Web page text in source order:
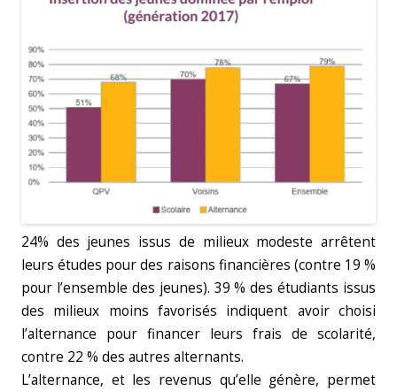
24% des jeunes issus de milieux modeste arrêtent
leurs études pour des raisons financières (contre 19 %
pour l’ensemble des jeunes). 39 % des étudiants issus
des milieux moins favorisés indiquent avoir choisi
l’alternance pour financer leurs frais de scolarité,
contre 22 % des autres alternants.
L’alternance, et les revenus qu’elle génère, permet